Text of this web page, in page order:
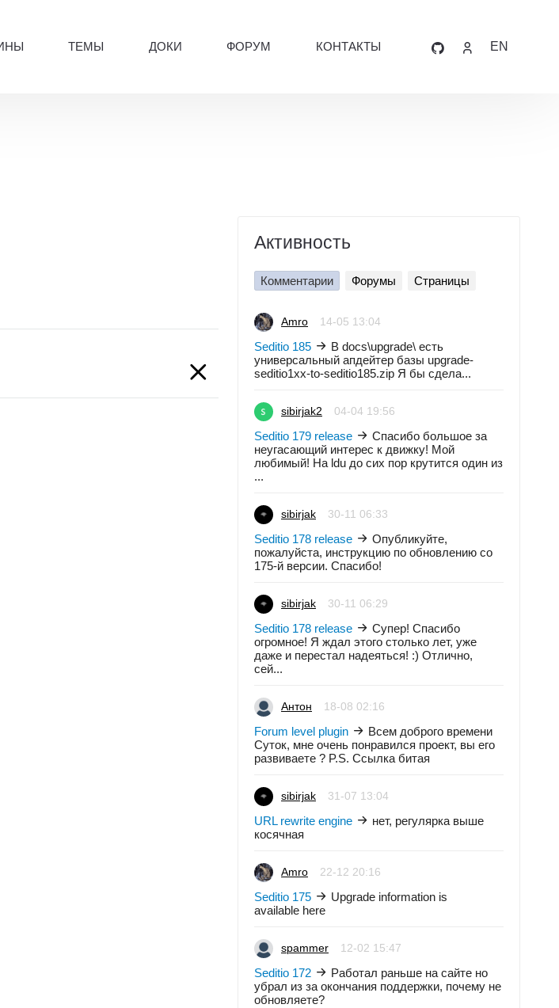
ТЕМЫ ДОКИ ФОРУМ КОНТАКТЫ EN
Активность
Комментарии Форумы Страницы
Amro 14-05 13:04
Seditio 185
В docs\upgrade\ есть
универсальный апдейтер базы upgrade-
seditio1xx-to-seditio185.zip Я бы сдела...
sibirjak2 04-04 19:56
Seditio 179 release
Спасибо большое за
неугасающий интерес к движку! Мой
любимый! На ldu до сих пор крутится один из
...
sibirjak 30-11 06:33
Seditio 178 release
Опубликуйте,
пожалуйста, инструкцию по обновлению со
175-й версии. Спасибо!
sibirjak 30-11 06:29
Seditio 178 release
Супер! Спасибо
огромное! Я ждал этого столько лет, уже
даже и перестал надеяться! :) Отлично,
сей...
Антон 18-08 02:16
Forum level plugin
Всем доброго времени
Суток, мне очень понравился проект, вы его
развиваете ? P.S. Ссылка битая
sibirjak 31-07 13:04
URL rewrite engine
нет, регулярка выше
косячная
Amro 22-12 20:16
Seditio 175
Upgrade information is
available here
spammer 12-02 15:47
Seditio 172
Работал раньше на сайте но
убрал из за окончания поддержки, почему не
обновляете?